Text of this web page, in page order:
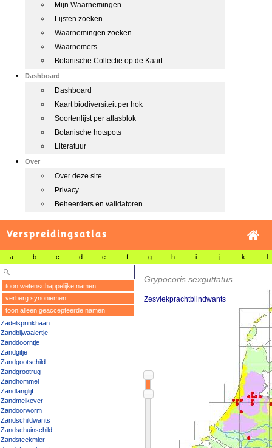
Mijn Waarnemingen
Lijsten zoeken
Waarnemingen zoeken
Waarnemers
Botanische Collectie op de Kaart
Dashboard
Dashboard
Kaart biodiversiteit per hok
Soortenlijst per atlasblok
Botanische hotspots
Literatuur
Over
Over deze site
Privacy
Beheerders en validatoren
Verspreidingsatlas
a b c d e f g h i j k l
toon wetenschappelijke namen
verberg synoniemen
toon alleen geaccepteerde namen
Zadelsprinkhaan
Zandbijwaaiertje
Zanddoorntje
Zandgitje
Zandgootschild
Zandgrootrug
Zandhommel
Zandlanglijf
Zandmeikever
Zandoorworm
Zandschildwants
Zandschuinschild
Zandsteekmier
Grypocoris sexguttatus
Zesvlekprachtblindwants